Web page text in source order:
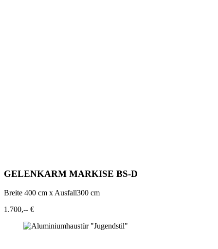
GELENKARM MARKISE BS-D
Breite 400 cm x Ausfall300 cm
1.700,-- €